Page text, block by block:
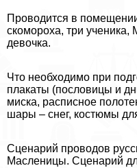
Проводится в
скомороха, три ученика,
дeвoчка.
Что необходимо при
плакаты (пословицы и
миска, расписное
шары – снег, костюмы
Сценарий проводов
Масленицы. Сценарий